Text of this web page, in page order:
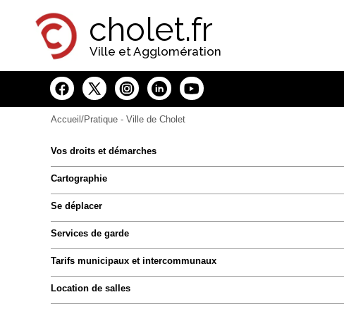
cholet.fr
Ville et Agglomération
Accueil /Pratique - Ville de Cholet
Vos droits et démarches
Cartographie
Se déplacer
Services de garde
Tarifs municipaux et intercommunaux
Location de salles